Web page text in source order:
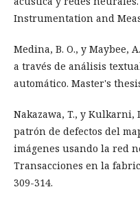
Instrumentation and
Medina, B. O., y Maybee,
a través de análisis
automático. Master's
Nakazawa, T., y Kulkarni,
patrón de defectos del
imágenes usando la red
Transacciones en la
309-314.